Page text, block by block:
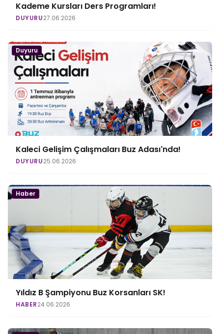
Kademe Kursları Ders Programları!
DUYURU27.06.2026
Duyuru
Kaleci Gelişim Çalışmaları Buz Adası'nda!
DUYURU25.06.2026
Haber
Yıldız B Şampiyonu Buz Korsanları SK!
HABER24.06.2026